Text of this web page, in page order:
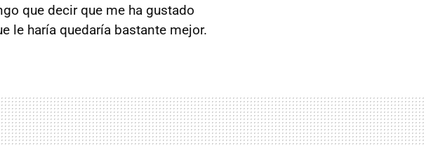
que decir que me ha gustado
le haría quedaría bastante mejor.